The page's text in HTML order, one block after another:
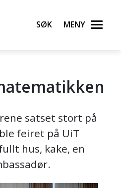
universitet
Søk Meny
satset stort på
feiret på UiT
hus, kake, en